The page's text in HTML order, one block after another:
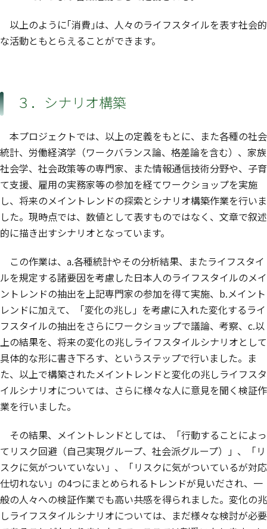
以上のように｢消費｣は、人々のライフスタイルを表す社会的
な活動ともとらえることができます。
３．シナリオ構築
本プロジェクトでは、以上の定義をもとに、また各種の社会
統計、労働経済学（ワークバランス論、格差論を含む）、家族
社会学、社会政策等の専門家、また情報通信技術分野や、子育
て支援、雇用の実務家等の参加を経てワークショップを実施
し、将来のメイントレンドの探索とシナリオ構築作業を行いま
した。現時点では、数値として表すものではなく、文章で叙述
的に描き出すシナリオとなっています。
この作業は、a.各種統計やその分析結果、またライフスタイ
ルを規定する諸要因を考慮した日本人のライフスタイルのメイ
ントレンドの抽出を上記専門家の参加を得て実施、b.メイント
レンドに加えて、「変化の兆し」を考慮に入れた変化するライ
フスタイルの抽出をさらにワークショップで議論、考察、c.以
上の結果を、将来の変化の兆しライフスタイルシナリオとして
具体的な形に書き下ろす、というステップで行いました。ま
た、以上で構築されたメイントレンドと変化の兆しライフスタ
イルシナリオについては、さらに様々な人に意見を聞く検証作
業を行いました。
その結果、メイントレンドとしては、「行動することによっ
てリスク回避（自己実現グループ、社会派グループ）」、「リ
スクに気がついていない」、「リスクに気がついているが対応
仕切れない」の4つにまとめられるトレンドが見いだされ、一
般の人々への検証作業でも高い共感を得られました。変化の兆
しライフスタイルシナリオについては、まだ様々な検討が必要